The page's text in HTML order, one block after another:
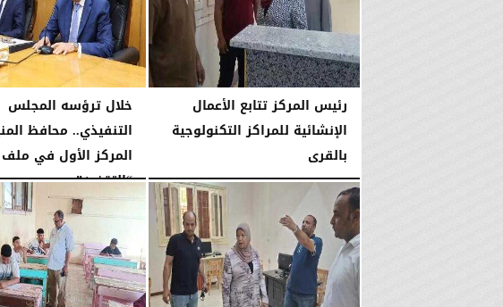
رئيس المركز تتابع الأعمال
الإنشائية للمراكز التكنولوجية
بالقرى
الجمعة، 24 يوليو 2026 06:20 مـ
خلال ترؤسه المجلس
التنفيذي.. محافظ
المركز الأول في ملف
“التقنين”...
04:36 مـ